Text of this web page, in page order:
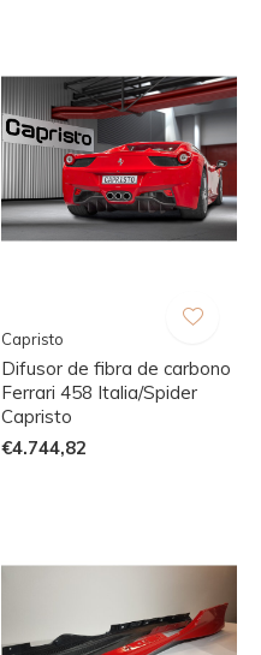
Capristo
Difusor de fibra de carbono
Ferrari 458 Italia/Spider
Capristo
€4.744,82